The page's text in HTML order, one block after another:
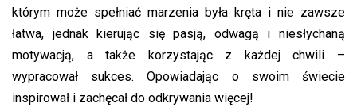
którym może spełniać marzenia była kręta i nie zawsze
łatwa, jednak kierując się pasją, odwagą i niesłychaną
motywacją, a także korzystając z każdej chwili –
wypracował sukces. Opowiadając o swoim świecie
inspirował i zachęcał do odkrywania więcej!